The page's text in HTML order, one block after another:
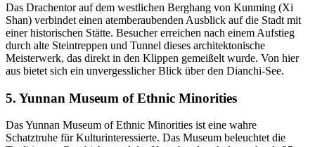
Das Drachentor auf dem westlichen Berghang von Kunming (Xi
Shan) verbindet einen atemberaubenden Ausblick auf die Stadt mit
einer historischen Stätte. Besucher erreichen nach einem Aufstieg
durch alte Steintreppen und Tunnel dieses architektonische
Meisterwerk, das direkt in den Klippen gemeißelt wurde. Von hier
aus bietet sich ein unvergesslicher Blick über den Dianchi-See.
5. Yunnan Museum of Ethnic Minorities
Das Yunnan Museum of Ethnic Minorities ist eine wahre
Schatztruhe für Kulturinteressierte. Das Museum beleuchtet die